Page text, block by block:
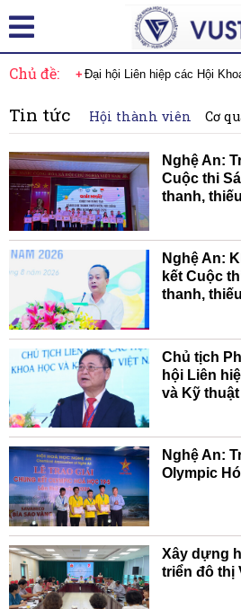
Chủ đề: Đại hội Liên hiệp các Hội
Tin tức Hội thành viên Cơ
Nghệ An:
Cuộc thi
thanh,
Nghệ An:
kết Cuộc
thanh,
Chủ tịch
hội Liên
và Kỹ
Nghệ An:
Olympic
Xây dựng
triển đô thị